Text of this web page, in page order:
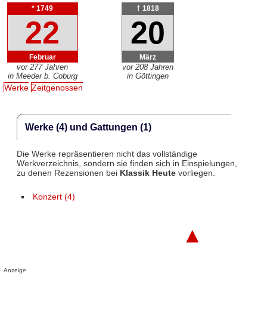
* 1749
22
Februar
vor 277 Jahren
in Meeder b. Coburg
† 1818
20
März
vor 208 Jahren
in Göttingen
Werke Zeitgenossen
Werke (4) und Gattungen (1)
Die Werke repräsentieren nicht das vollständige
Werkverzeichnis, sondern sie finden sich in Einspielungen,
zu denen Rezensionen bei Klassik Heutevorliegen.
Konzert (4)
▲
Anzeige